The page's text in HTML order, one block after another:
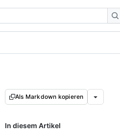
Als Markdown kopieren
In diesem Artikel